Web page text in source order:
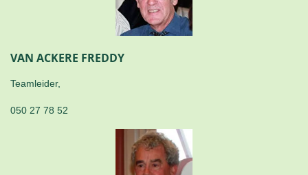
VAN ACKERE FREDDY
Teamleider,
050 27 78 52